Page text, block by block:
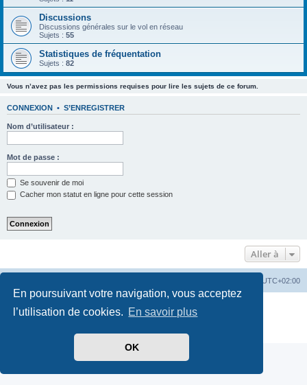
En poursuivant votre navigation, vous acceptez
l’utilisation de cookies. En savoir plus
OK
Discussions
Discussions générales sur le vol en réseau
Sujets : 55
Statistiques de fréquentation
Sujets : 82
Vous n’avez pas les permissions requises pour lire les sujets de ce forum.
CONNEXION • S’ENREGISTRER
Nom d’utilisateur :
Mot de passe :
Se souvenir de moi
Cacher mon statut en ligne pour cette session
Aller à
UTC+02:00
Traduit parphpBB-fr.com